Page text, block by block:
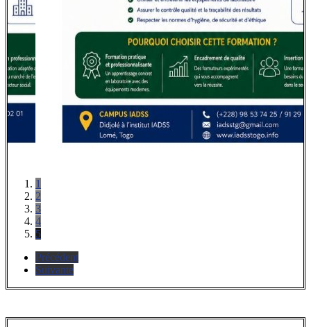
1
2
3
4
5
Précédent
Suivante